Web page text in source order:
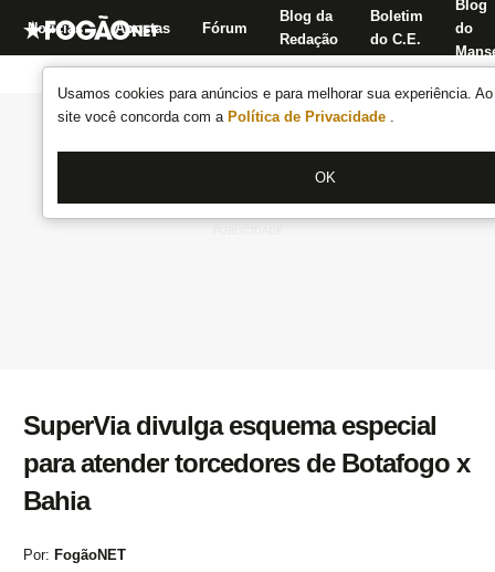
Usamos cookies para anúncios e para melhorar sua experiência.
site você concorda com a Política de Privacidade .
OK
Notícias Apostas Fórum
Blog da
Redação
Boletim
do C.E.
Blog
do
SuperVia divulga esquema especial
para atender torcedores de Botafogo x
Bahia
Por: FogãoNET